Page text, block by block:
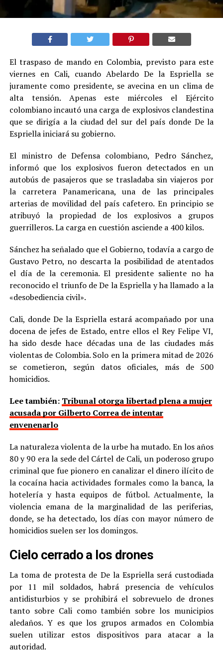
El traspaso de mando en Colombia, previsto para este
viernes en Cali, cuando Abelardo De la Espriella se
juramente como presidente, se avecina en un clima de
alta tensión. Apenas este miércoles el Ejército
colombiano incautó una carga de explosivos clandestina
que se dirigía a la ciudad del sur del país donde De la
Espriella iniciará su gobierno.
El ministro de Defensa colombiano, Pedro Sánchez,
informó que los explosivos fueron detectados en un
autobús de pasajeros que se trasladaba sin viajeros por
la carretera Panamericana, una de las principales
arterias de movilidad del país cafetero. En principio se
atribuyó la propiedad de los explosivos a grupos
guerrilleros. La carga en cuestión asciende a 400 kilos.
Sánchez ha señalado que el Gobierno, todavía a cargo de
Gustavo Petro, no descarta la posibilidad de atentados
el día de la ceremonia. El presidente saliente no ha
reconocido el triunfo de De la Espriella y ha llamado a la
«desobediencia civil».
Cali, donde De la Espriella estará acompañado por una
docena de jefes de Estado, entre ellos el Rey Felipe VI,
ha sido desde hace décadas una de las ciudades más
violentas de Colombia. Solo en la primera mitad de 2026
se cometieron, según datos oficiales, más de 500
homicidios.
Lee también: Tribunal otorga libertad plena a mujer
acusada por Gilberto Correa de intentar
envenenarlo
La naturaleza violenta de la urbe ha mutado. En los años
80 y 90 era la sede del Cártel de Cali, un poderoso grupo
criminal que fue pionero en canalizar el dinero ilícito de
la cocaína hacia actividades formales como la banca, la
hotelería y hasta equipos de fútbol. Actualmente, la
violencia emana de la marginalidad de las periferias,
donde, se ha detectado, los días con mayor número de
homicidios suelen ser los domingos.
Cielo cerrado a los drones
La toma de protesta de De la Espriella será custodiada
por 11 mil soldados, habrá presencia de vehículos
antidisturbios y se prohibirá el sobrevuelo de drones
tanto sobre Cali como también sobre los municipios
aledaños. Y es que los grupos armados en Colombia
suelen utilizar estos dispositivos para atacar a la
autoridad.